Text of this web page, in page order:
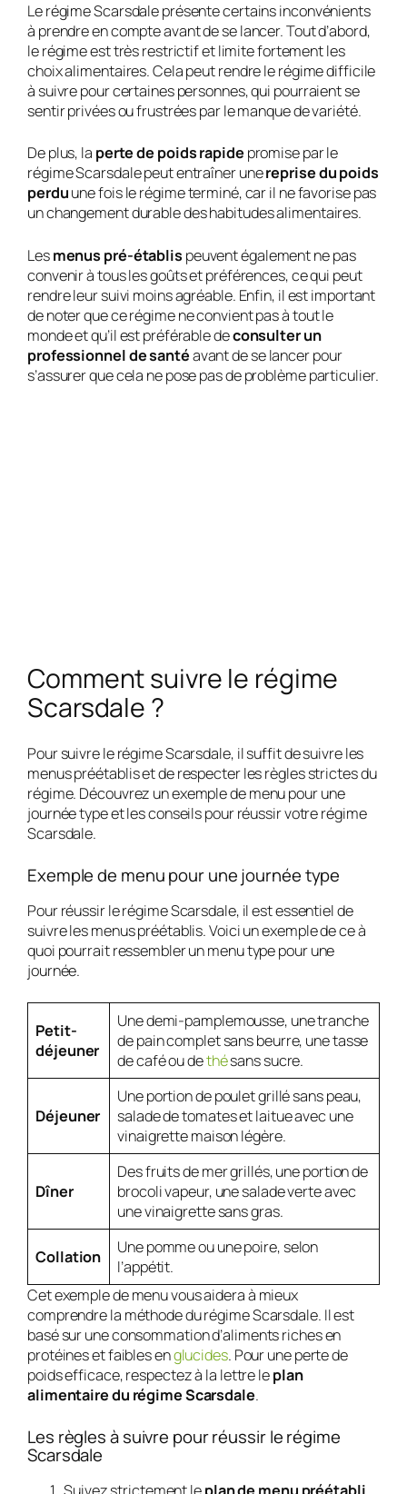
Le régime Scarsdale présente certains inconvénients
à prendre en compte avant de se lancer. Tout d’abord,
le régime est très restrictif et limite fortement les
choix alimentaires. Cela peut rendre le régime difficile
à suivre pour certaines personnes, qui pourraient se
sentir privées ou frustrées par le manque de variété.
De plus, la perte de poids rapide promise par le
régime Scarsdale peut entraîner unereprise du poids
perduune fois le régime terminé, car il ne favorise pas
un changement durable des habitudes alimentaires.
Lesmenus pré-établis peuvent également ne pas
convenir à tous les goûts et préférences, ce qui peut
rendre leur suivi moins agréable. Enfin, il est important
de noter que ce régime ne convient pas à tout le
monde et qu’il est préférable deconsulter un
professionnel de santéavant de se lancer pour
s’assurer que cela ne pose pas de problème particulier.
Comment suivre le régime
Scarsdale ?
Pour suivre le régime Scarsdale, il suffit de suivre les
menus préétablis et de respecter les règles strictes du
régime. Découvrez un exemple de menu pour une
journée type et les conseils pour réussir votre régime
Scarsdale.
Exemple de menu pour une journée type
Pour réussir le régime Scarsdale, il est essentiel de
suivre les menus préétablis. Voici un exemple de ce à
quoi pourrait ressembler un menu type pour une
journée.
Petit-
déjeuner
Une demi-pamplemousse, une tranche
de pain complet sans beurre, une tasse
de café ou dethésans sucre.
Déjeuner
Une portion de poulet grillé sans peau,
salade de tomates et laitue avec une
vinaigrette maison légère.
Dîner
Des fruits de mer grillés, une portion de
brocoli vapeur, une salade verte avec
une vinaigrette sans gras.
Collation
Une pomme ou une poire, selon
l’appétit.
Cet exemple de menu vous aidera à mieux
comprendre la méthode du régime Scarsdale. Il est
basé sur une consommation d’aliments riches en
protéines et faibles englucides. Pour une perte de
poids efficace, respectez à la lettre leplan
alimentaire du régime Scarsdale.
Les règles à suivre pour réussir le régime
Scarsdale